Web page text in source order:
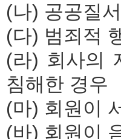
(나) 공공질
(다) 범죄적
(라) 회사의
침해한 경우
(마) 회원이
(바) 회원이